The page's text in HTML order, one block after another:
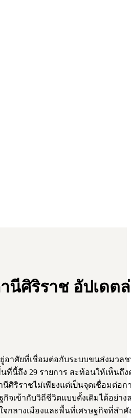
นีศิริราช อัปเดต
าศัยที่เชื่อมต่อกับระบบขนส่งมวล
นี้ถึง 29 รายการ สะท้อนให้เห็นถึ
ริราชไม่เพียงแต่เป็นจุดเชื่อมต่อก
เข้ากับวิถีชีวิตแบบดั้งเดิมได้อย่าง
กลางเมืองและพื้นที่เศรษฐกิจที่สำ